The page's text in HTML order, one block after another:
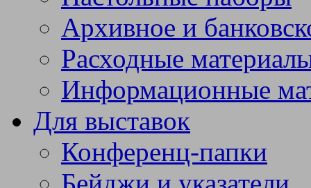
Архивное и
Расходные
Информационные
Для выставок
Конференц-папки